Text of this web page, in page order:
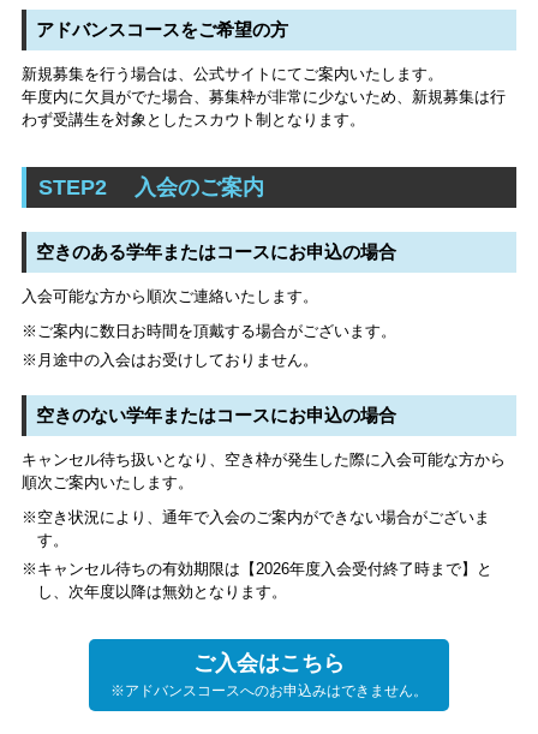
アドバンスコースをご希望の方
新規募集を行う場合は、公式サイトにてご案内いたします。
年度内に欠員がでた場合、募集枠が非常に少ないため、新規募集は行
わず受講生を対象としたスカウト制となります。
STEP2 入会のご案内
空きのある学年またはコースにお申込の場合
入会可能な方から順次ご連絡いたします。
※ご案内に数日お時間を頂戴する場合がございます。
※月途中の入会はお受けしておりません。
空きのない学年またはコースにお申込の場合
キャンセル待ち扱いとなり、空き枠が発生した際に入会可能な方から
順次ご案内いたします。
※空き状況により、通年で入会のご案内ができない場合がございま
す。
※キャンセル待ちの有効期限は【2026年度入会受付終了時まで】と
し、次年度以降は無効となります。
ご入会はこちら
※アドバンスコースへのお申込みはできません。